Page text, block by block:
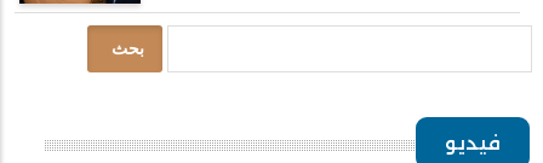
فيديو